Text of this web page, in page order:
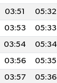
03:51 05:32
03:53 05:33
03:54 05:34
03:56 05:35
03:57 05:36